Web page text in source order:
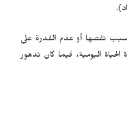
بسبب نقصها أو عدم القدرة على
اليومية، فيما كان تدهور